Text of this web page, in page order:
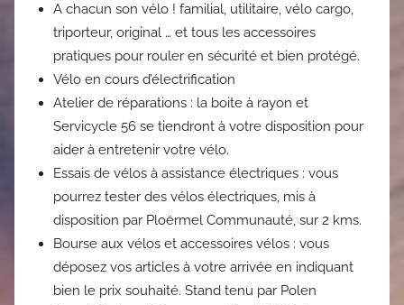
A chacun son vélo ! familial, utilitaire, vélo cargo,
triporteur, original … et tous les accessoires
pratiques pour rouler en sécurité et bien protégé.
Vélo en cours d’électrification
Atelier de réparations : la boite à rayon et
Servicycle 56 se tiendront à votre disposition pour
aider à entretenir votre vélo.
Essais de vélos à assistance électriques : vous
pourrez tester des vélos électriques, mis à
disposition par Ploërmel Communauté, sur 2 kms.
Bourse aux vélos et accessoires vélos : vous
déposez vos articles à votre arrivée en indiquant
bien le prix souhaité. Stand tenu par Polen